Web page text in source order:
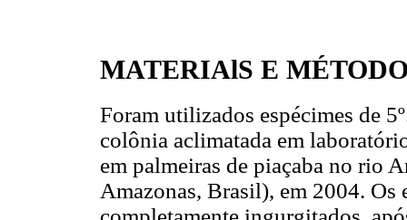
MATERIAlS E
Foram utilizados espécimes de
colônia aclimatada em
em palmeiras de piaçaba no rio
Amazonas, Brasil), em 2004. Os